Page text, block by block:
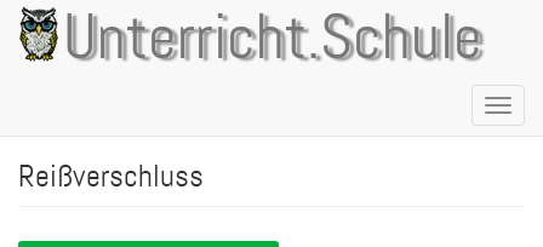
Direkt
zum
Inhalt
Unterricht.Schule
Reißverschluss